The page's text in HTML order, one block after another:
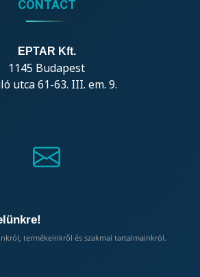
CONTACT
EPTAR Kft.
1145 Budapest
utca 61-63. III. em. 9.
termékeinkről és szakmai tartalmainkról.